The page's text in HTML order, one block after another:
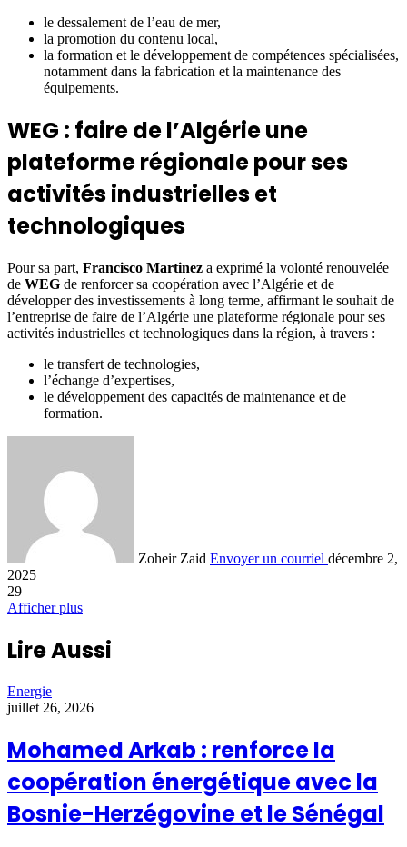
le dessalement de l’eau de mer,
la promotion du contenu local,
la formation et le développement de compétences spécialisées,
notamment dans la fabrication et la maintenance des
équipements.
WEG : faire de l’Algérie une
plateforme régionale pour ses
activités industrielles et
technologiques
Pour sa part, Francisco Martinez a exprimé la volonté renouvelée
de WEG de renforcer sa coopération avec l’Algérie et de
développer des investissements à long terme, affirmant le souhait de
l’entreprise de faire de l’Algérie une plateforme régionale pour ses
activités industrielles et technologiques dans la région, à travers :
le transfert de technologies,
l’échange d’expertises,
le développement des capacités de maintenance et de
formation.
Zoheir Zaid Envoyer un courriel décembre 2,
2025
29
Afficher plus
Lire Aussi
Energie
juillet 26, 2026
Mohamed Arkab : renforce la
coopération énergétique avec la
Bosnie-Herzégovine et le Sénégal